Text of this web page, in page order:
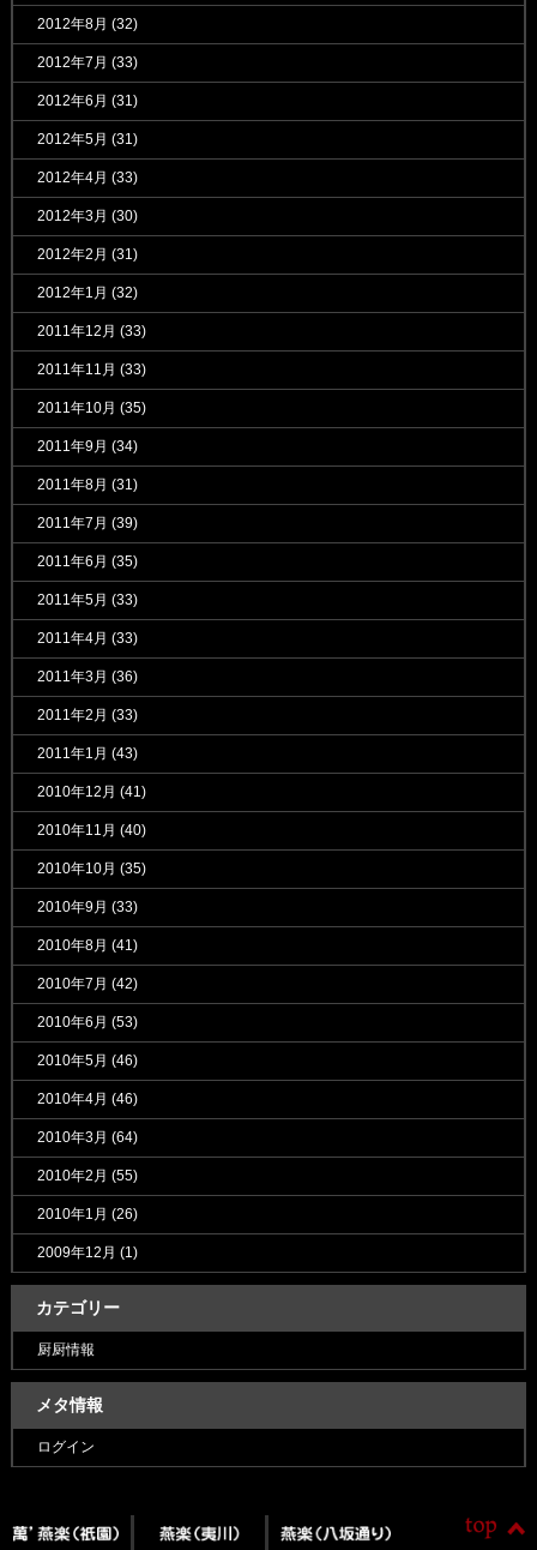
2012年8月 (32)
2012年7月 (33)
2012年6月 (31)
2012年5月 (31)
2012年4月 (33)
2012年3月 (30)
2012年2月 (31)
2012年1月 (32)
2011年12月 (33)
2011年11月 (33)
2011年10月 (35)
2011年9月 (34)
2011年8月 (31)
2011年7月 (39)
2011年6月 (35)
2011年5月 (33)
2011年4月 (33)
2011年3月 (36)
2011年2月 (33)
2011年1月 (43)
2010年12月 (41)
2010年11月 (40)
2010年10月 (35)
2010年9月 (33)
2010年8月 (41)
2010年7月 (42)
2010年6月 (53)
2010年5月 (46)
2010年4月 (46)
2010年3月 (64)
2010年2月 (55)
2010年1月 (26)
2009年12月 (1)
カテゴリー
厨厨情報
メタ情報
ログイン